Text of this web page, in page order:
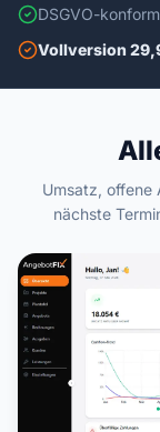
DSGVO-konform
Vollversion
Umsatz, offene
nächste